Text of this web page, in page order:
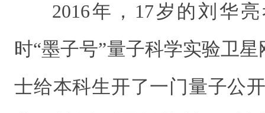
2016年，17岁的刘华
时“墨子号”量子科学实验卫
士给本科生开了一门量子公